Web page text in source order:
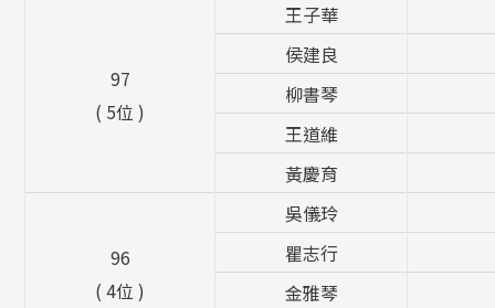
97
( 5位 )
王子華
侯建良
柳書琴
王道維
黃慶育
96
( 4位 )
吳儀玲
瞿志行
金雅琴